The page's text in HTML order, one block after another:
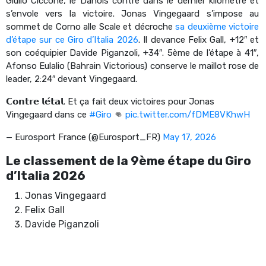
s’envole vers la victoire. Jonas Vingegaard s’impose au
sommet de Corno alle Scale et décrochesa deuxième victoire
d’étape sur ce Giro d’Italia 2026. Il devance Felix Gall, +12″ et
son coéquipier Davide Piganzoli, +34″. 5ème de l’étape à 41″,
Afonso Eulalio (Bahrain Victorious) conserve le maillot rose de
leader, 2:24″ devant Vingegaard.
𝗖𝗼𝗻𝘁𝗿𝗲 𝗹𝗲́𝘁𝗮𝗹. Et ça fait deux victoires pour Jonas
Vingegaard dans ce #Giro 👊 pic.twitter.com/fDME8VKhwH
— Eurosport France (@Eurosport_FR) May 17, 2026
Le classement de la 9ème étape du Giro
d’Italia 2026
Jonas Vingegaard
Felix Gall
Davide Piganzoli